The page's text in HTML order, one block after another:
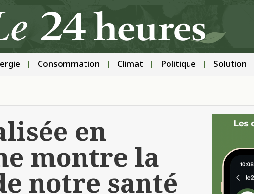
Consommation Climat Politique Solution
en
montre la
notre santé